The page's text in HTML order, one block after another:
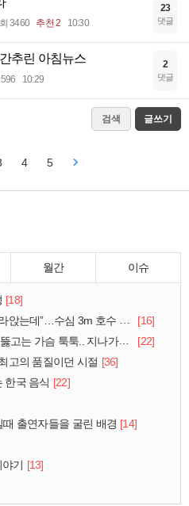
3460 추천 2 10:30
23
댓글
추린 아침뉴스
10:29
2
댓글
검색 글쓰기
4 5
월간 이슈
[18]
수심 3m 호수 뛰어든 60대 의인
[16]
슴 툭툭.. 지나가던 아재의 정체
[22]
고의 품질이던 시절 [36]
한국 음식 [22]
출연자들을 굴린 배경 [14]
기 [13]